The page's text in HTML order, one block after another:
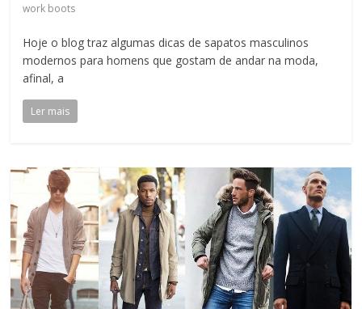
work boots
Hoje o blog traz algumas dicas de sapatos masculinos
modernos para homens que gostam de andar na moda,
afinal, a
Ler mais